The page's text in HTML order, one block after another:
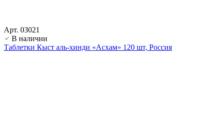
Арт. 03021
В наличии
Таблетки Кыст аль-хинди «Асхам» 120 шт, Россия